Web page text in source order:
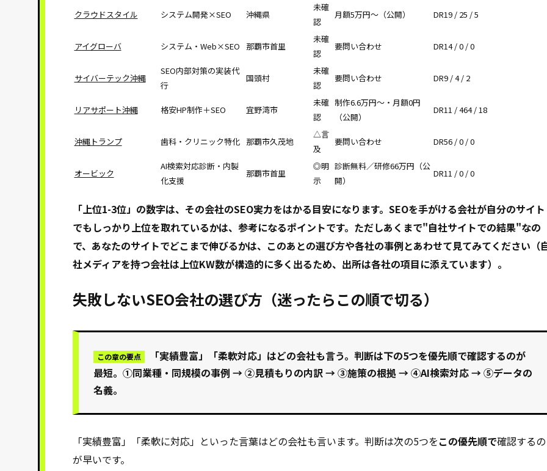
クラウドスタイル システム開発×SEO 沖縄県
未確
認
月額5万円〜（公開） DR19 / 25 / 5
アイグローバ システム・Web×SEO 那覇市首里
未確
認
要問い合わせ DR14 / 0 / 0
サイバーテック沖縄
SEO内部対策の実装代
行
国頭村
未確
認
要問い合わせ DR9 / 4 / 2
リアサポート沖縄 格安HP制作＋SEO 宜野湾市
未確
認
制作6.6万円〜・月額0円
（公開）
DR11 / 464 / 18
沖縄トランプ 歯科・クリニック特化 那覇市久茂地
△言
及
要問い合わせ DR56 / 0 / 0
オービック
AI検索対応診断・内製
化支援
那覇市首里
◎明
示
診断無料／研修66万円（公
開）
DR11 / 0 / 0
「上位1-3位」の数字は、その会社のSEO実力をはかる目安になります。SEOを手がける会社が自分のサイト
でもしっかり上位を取れているかは、参考になるポイントです。ただしあくまで"自社サイトでの結果"なの
で、あなたのサイトでどこまで伸びるかは、このあとの選び方や各社の事例とあわせて見てみてください（
社メディアを持つ会社は上位KW数が構造的に多く出るため、出所は各社の項目に添えています）。
失敗しないSEO会社の選び方（迷ったらこの順で切る）
この章の要点 「実績豊富」「柔軟対応」はどの会社も言う。判断は下の5つを優先順で確認するのが
最短。①同業種・同規模の事例 → ②見積もりの内訳 → ③施策の根拠 → ④AI検索対応 → ⑤データの
名義。
「実績豊富」「柔軟に対応」といった言葉はどの会社も言います。判断は次の5つをこの優先順で確認するの
が早いです。